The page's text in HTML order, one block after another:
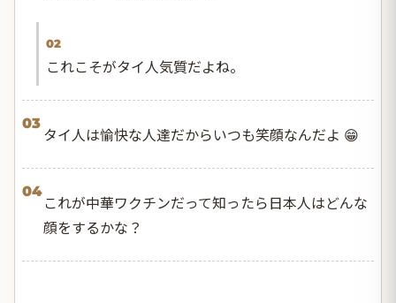
02
これこそがタイ人気質だよね。
03
タイ人は愉快な人達だからいつも笑顔なんだよ 😁
04
これが中華ワクチンだって知ったら日本人はどんな
顔をするかな？